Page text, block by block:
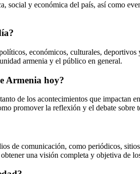
y económica del país, así como
económicos, culturales,
armenia y el público en general.
Armenia hoy?
de los acontecimientos que
promover la reflexión y el debate sobre
de comunicación, como periódicos,
una visión completa y objetiva de